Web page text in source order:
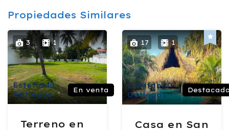
Propiedades Similares
3 1
Estefanía
Gallegos
En venta
Terreno en
17 1
Estefanía
Gallegos
Casa en San